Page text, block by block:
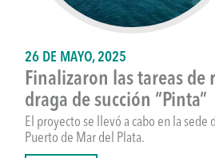
26 DE MAYO, 2025
Finalizaron las tareas de
draga de succión “Pinta”
El proyecto se llevó a cabo en la sede
Puerto de Mar del Plata.